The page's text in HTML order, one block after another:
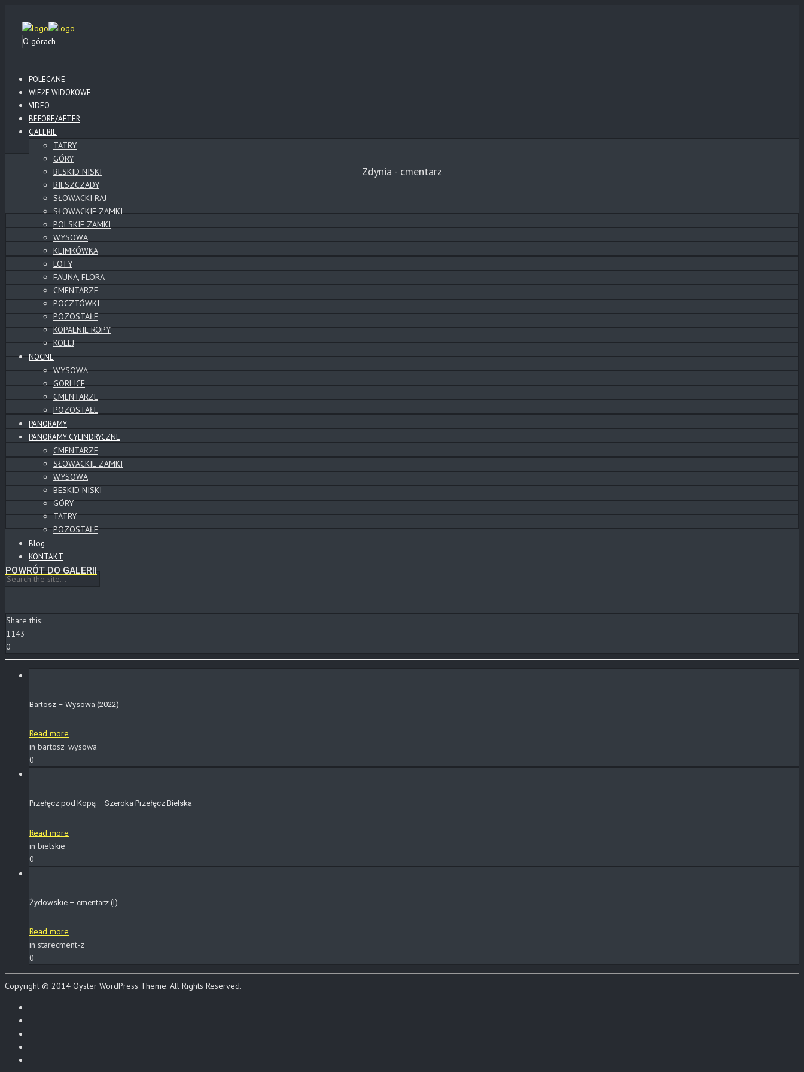
O górach
POLECANE
WIEŻE WIDOKOWE
VIDEO
BEFORE/AFTER
GALERIE
TATRY
GÓRY
BESKID NISKI
BIESZCZADY
SŁOWACKI RAJ
SŁOWACKIE ZAMKI
POLSKIE ZAMKI
WYSOWA
KLIMKÓWKA
LOTY
FAUNA, FLORA
CMENTARZE
POCZTÓWKI
POZOSTAŁE
KOPALNIE ROPY
KOLEJ
NOCNE
WYSOWA
GORLICE
CMENTARZE
POZOSTAŁE
PANORAMY
PANORAMY CYLINDRYCZNE
CMENTARZE
SŁOWACKIE ZAMKI
WYSOWA
BESKID NISKI
GÓRY
TATRY
POZOSTAŁE
Blog
KONTAKT
Zdynia - cmentarz
POWRÓT DO GALERII
Share this:
1143
0
Bartosz – Wysowa (2022)
Read more
in bartosz_wysowa
0
Przełęcz pod Kopą – Szeroka Przełęcz Bielska
Read more
in bielskie
0
Żydowskie – cmentarz (I)
Read more
in starecment-z
0
Copyright © 2014 Oyster WordPress Theme. All Rights Reserved.